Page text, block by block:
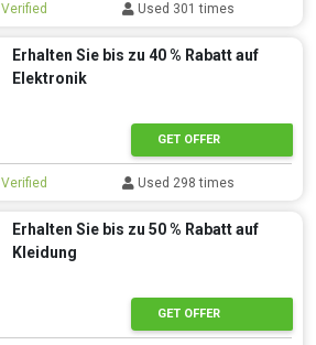
Verified Used 301 times
Erhalten Sie bis zu 40 % Rabatt auf
Elektronik
GET OFFER
Verified Used 298 times
Erhalten Sie bis zu 50 % Rabatt auf
Kleidung
GET OFFER